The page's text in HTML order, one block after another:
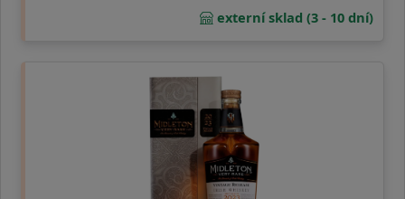
externí sklad (3 - 10 dní)